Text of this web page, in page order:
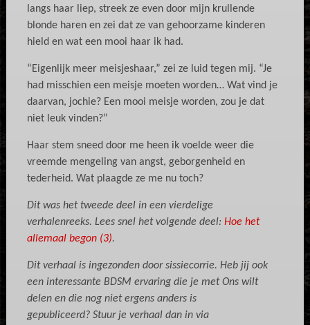
langs haar liep, streek ze even door mijn krullende
blonde haren en zei dat ze van gehoorzame kinderen
hield en wat een mooi haar ik had.
“Eigenlijk meer meisjeshaar,” zei ze luid tegen mij. “Je
had misschien een meisje moeten worden… Wat vind je
daarvan, jochie? Een mooi meisje worden, zou je dat
niet leuk vinden?”
Haar stem sneed door me heen ik voelde weer die
vreemde mengeling van angst, geborgenheid en
tederheid. Wat plaagde ze me nu toch?
Dit was het tweede deel in een vierdelige
verhalenreeks. Lees snel het volgende deel: Hoe het
allemaal begon (3).
Dit verhaal is ingezonden door sissiecorrie. Heb jij ook
een interessante BDSM ervaring die je met Ons wilt
delen en die nog niet ergens anders is
gepubliceerd? Stuur je verhaal dan in via